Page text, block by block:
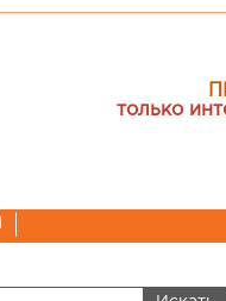
только